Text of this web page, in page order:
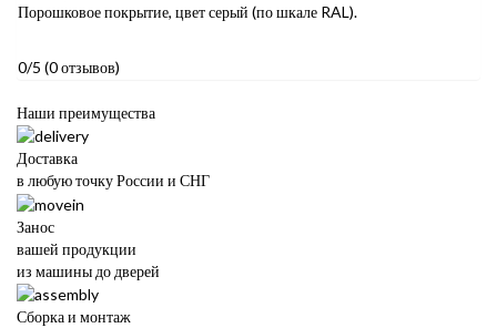
Порошковое покрытие, цвет серый (по шкале RAL).
0/5 (0 отзывов)
Наши преимущества
Доставка
в любую точку России и СНГ
Занос
вашей продукции
из машины до дверей
Сборка и монтаж